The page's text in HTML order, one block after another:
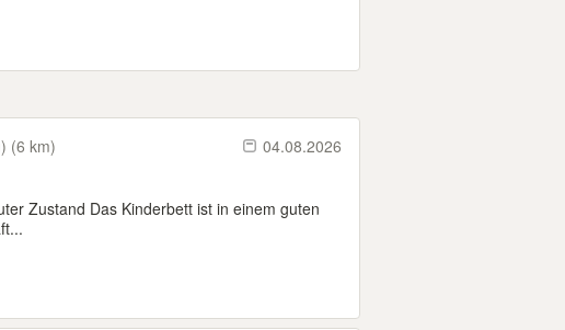
(6 km) 04.08.2026
Zustand Das Kinderbett ist in einem guten